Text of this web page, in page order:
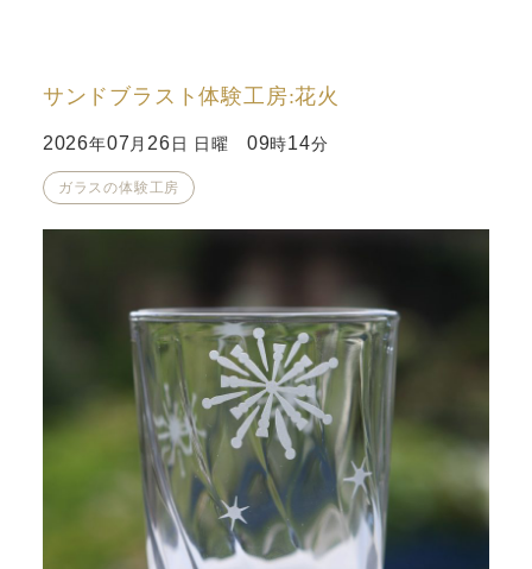
サンドブラスト体験工房:花火
2026年07 月26 日 日曜 09時14分
ガラスの体験工房